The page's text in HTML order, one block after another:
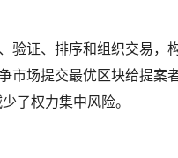
验证、排序和组织交易，
市场提交最优区块给提案
了权力集中风险。